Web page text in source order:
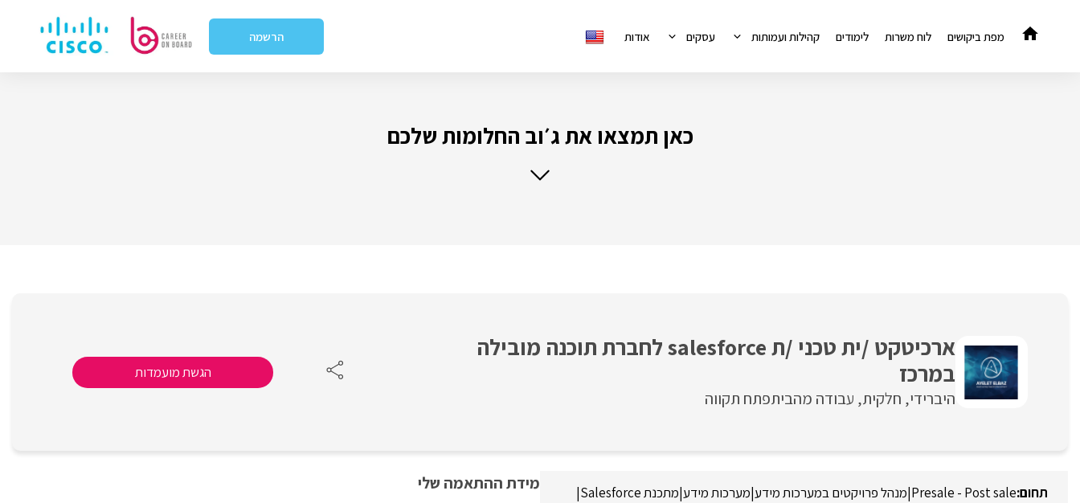
מפת ביקושים לוח משרות לימודים קהילות ועמותות עסקים אודות הרשמה
כאן תמצאו את ג׳וב החלומות שלכם
ארכיטקט /ית טכני /ת salesforce לחברת תוכנה מובילה
במרכז
היברידי חלקית עבודה מהביתפתח תקווה
הגשת מועמדות
Presale - Post sale
|מנהל פרויקטים במערכות מידע|מערכות מידע|מתכנת Salesforce
|
מידת ההתאמה שלי